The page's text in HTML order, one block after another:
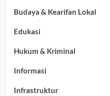
Budaya & Kearifan Lokal
Edukasi
Hukum & Kriminal
Informasi
Infrastruktur